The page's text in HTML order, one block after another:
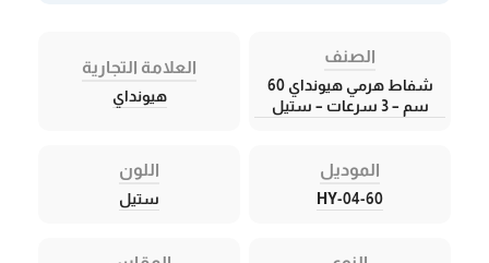
الصنف
شفاط هرمي هيونداي 60
سم – 3 سرعات – ستيل
العلامة التجارية
هيونداي
الموديل
HY-04-60
اللون
ستيل